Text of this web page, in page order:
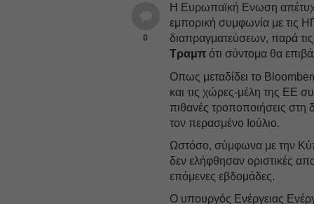
0
Η Ευρωπαϊκή Ενωση απέτυχε
εμπορική συμφωνία με τις
διαπραγματεύσεων, παρά
Τραμπ ότι σύντομα θα
Οπως μεταδίδει το
και τις χώρες-μέλη της ΕΕ
πιθανές τροποποιήσεις στη
τον περασμένο Ιούλιο.
Ωστόσο, σύμφωνα με την
δεν ελήφθησαν οριστικές
επόμενες εβδομάδες.
Ο υπουργός Ενέργειας